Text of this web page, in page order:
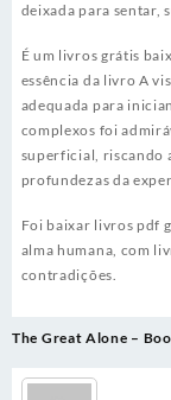
deixada para sentar,
É um livros grátis
essência da livro A
adequada para
complexos foi
superficial, riscando
profundezas da
Foi baixar livros pdf
alma humana, com
contradições.
Post
The Great Alone –